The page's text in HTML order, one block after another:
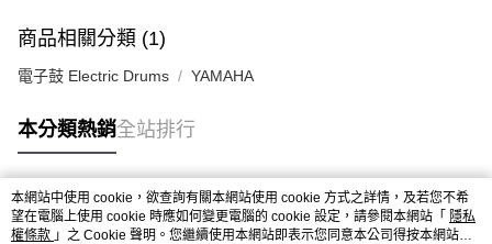
商品相關分類 (1)
電子鼓 Electric Drums YAMAHA
本分類熱銷全站排行
熱門標籤
本網站中使用 cookie，欲查詢有關本網站使用 cookie 方式之詳情，及若您不希
望在電腦上使用 cookie 時應如何變更電腦的 cookie 設定，請參閱本網站「 隱私
權條款 」之 Cookie 聲明。您繼續使用本網站即表示您同意本公司得按本網站使